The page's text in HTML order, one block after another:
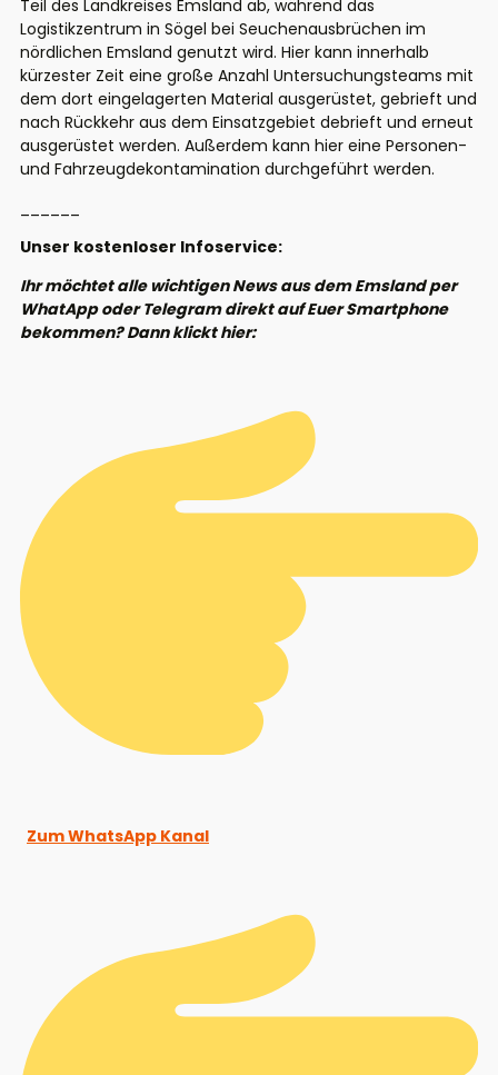
Teil des Landkreises Emsland ab, während das
Logistikzentrum in Sögel bei Seuchenausbrüchen im
nördlichen Emsland genutzt wird. Hier kann innerhalb
kürzester Zeit eine große Anzahl Untersuchungsteams mit
dem dort eingelagerten Material ausgerüstet, gebrieft und
nach Rückkehr aus dem Einsatzgebiet debrieft und erneut
ausgerüstet werden. Außerdem kann hier eine Personen-
und Fahrzeugdekontamination durchgeführt werden.
Unser kostenloser Infoservice:
Ihr möchtet alle wichtigen News aus dem Emsland per
WhatApp oder Telegram direkt auf Euer Smartphone
bekommen? Dann klickt hier:
Zum WhatsApp Kanal